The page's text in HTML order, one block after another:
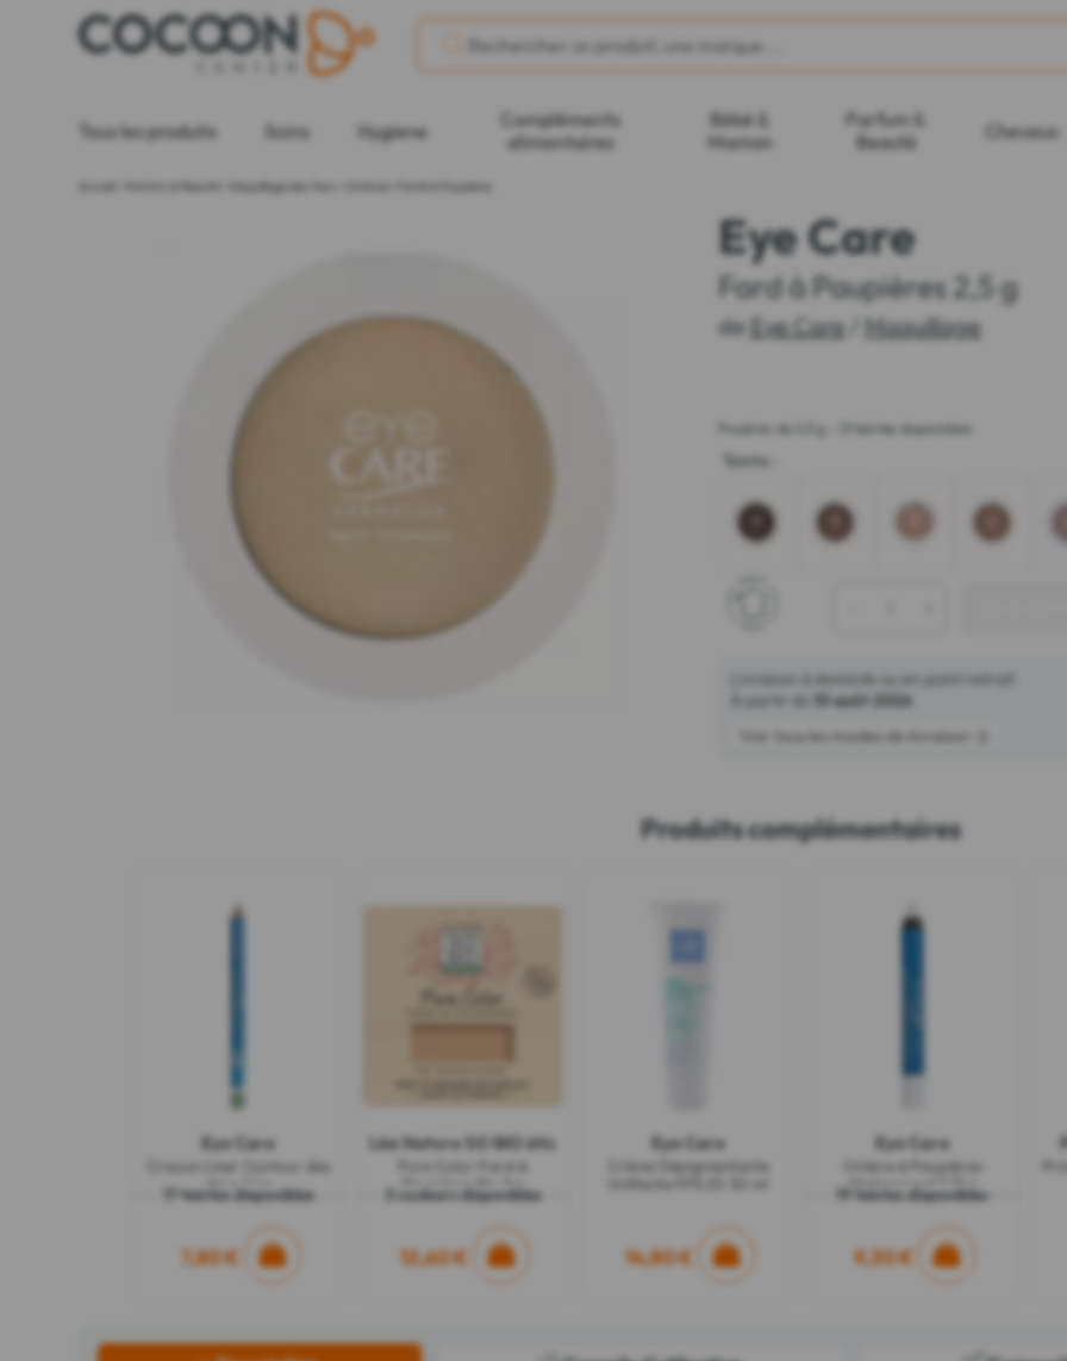
Tous les produits Soins Hygiene
Compléments
alimentaires
Bébé &
Maman
Parfum &
Beauté
Cheveux
Parfum et Beauté Maquillage des Yeux Ombres / Fards à Paupières
Eye Care
Fard à Paupières 2,5 g
de Eye Care Maquillage
Poudrier de 2,5 g - 13 teintes disponibles
Teinte
Livraison à domicile ou en point retrait
À partir du
10 août 2026
Voir tous les modes de livraison
Produits complémentaires
Eye Care
Crayon Liner Contour des
17 teintes disponibles
7,80 €
Léa Nature SO BIO étic
Pure Color Fard à
3 couleurs disponibles
12,60 €
Eye Care
Crème Dépigmentante
14,80 €
Eye Care
Ombre à Paupières
19 teintes disponibles
9,30 €